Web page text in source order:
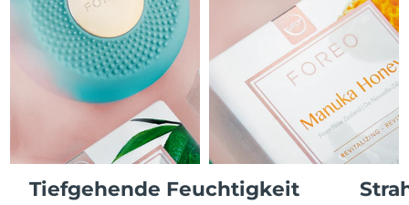
Tiefgehende Feuchtigkeit
For healthy hair
18% PAP
Kosmetik Männer
Kaufe alles
Isle of Man Erwartete Lieferung 8/11/26
Erwartete Lieferung 8/13/26
Erwartete Lieferung8/9/26
Japan Erwartete Lieferung8/12/26